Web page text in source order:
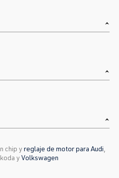
chip yreglaje de motor para Audi
yVolkswagen